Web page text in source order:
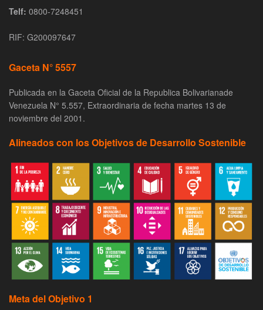
Telf: 0800-7248451
RIF: G200097647
Gaceta N° 5557
Publicada en la Gaceta Oficial de la Republica Bolivarianade
Venezuela N° 5.557, Extraordinaria de fecha martes 13 de
noviembre del 2001.
Alineados con los Objetivos de Desarrollo Sostenible
Meta del Objetivo 1